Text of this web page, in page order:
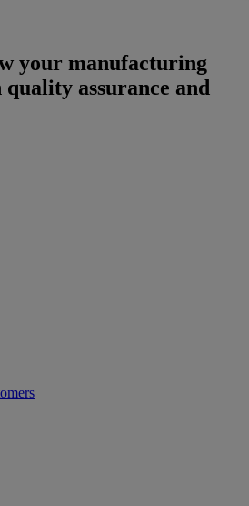
your manufacturing
assurance and